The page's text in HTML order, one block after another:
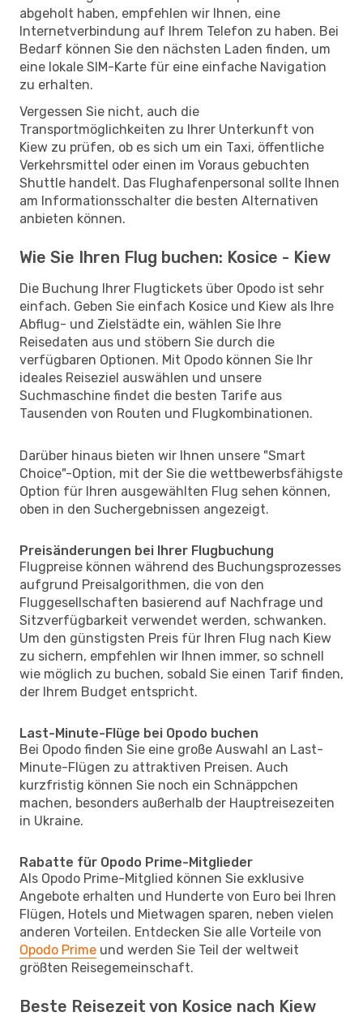
abgeholt haben, empfehlen wir Ihnen, eine
Internetverbindung auf Ihrem Telefon zu haben. Bei
Bedarf können Sie den nächsten Laden finden, um
eine lokale SIM-Karte für eine einfache Navigation
zu erhalten.
Vergessen Sie nicht, auch die
Transportmöglichkeiten zu Ihrer Unterkunft von
Kiew zu prüfen, ob es sich um ein Taxi, öffentliche
Verkehrsmittel oder einen im Voraus gebuchten
Shuttle handelt. Das Flughafenpersonal sollte Ihnen
am Informationsschalter die besten Alternativen
anbieten können.
Wie Sie Ihren Flug buchen: Kosice - Kiew
Die Buchung Ihrer Flugtickets über Opodo ist sehr
einfach. Geben Sie einfach Kosice und Kiew als Ihre
Abflug- und Zielstädte ein, wählen Sie Ihre
Reisedaten aus und stöbern Sie durch die
verfügbaren Optionen. Mit Opodo können Sie Ihr
ideales Reiseziel auswählen und unsere
Suchmaschine findet die besten Tarife aus
Tausenden von Routen und Flugkombinationen.
Darüber hinaus bieten wir Ihnen unsere "Smart
Choice"-Option, mit der Sie die wettbewerbsfähigste
Option für Ihren ausgewählten Flug sehen können,
oben in den Suchergebnissen angezeigt.
Preisänderungen bei Ihrer Flugbuchung
Flugpreise können während des Buchungsprozesses
aufgrund Preisalgorithmen, die von den
Fluggesellschaften basierend auf Nachfrage und
Sitzverfügbarkeit verwendet werden, schwanken.
Um den günstigsten Preis für Ihren Flug nach Kiew
zu sichern, empfehlen wir Ihnen immer, so schnell
wie möglich zu buchen, sobald Sie einen Tarif finden,
der Ihrem Budget entspricht.
Last-Minute-Flüge bei Opodo buchen
Bei Opodo finden Sie eine große Auswahl an Last-
Minute-Flügen zu attraktiven Preisen. Auch
kurzfristig können Sie noch ein Schnäppchen
machen, besonders außerhalb der Hauptreisezeiten
in Ukraine.
Rabatte für Opodo Prime-Mitglieder
Als Opodo Prime-Mitglied können Sie exklusive
Angebote erhalten und Hunderte von Euro bei Ihren
Flügen, Hotels und Mietwagen sparen, neben vielen
anderen Vorteilen. Entdecken Sie alle Vorteile von
Opodo Prime und werden Sie Teil der weltweit
größten Reisegemeinschaft.
Beste Reisezeit von Kosice nach Kiew